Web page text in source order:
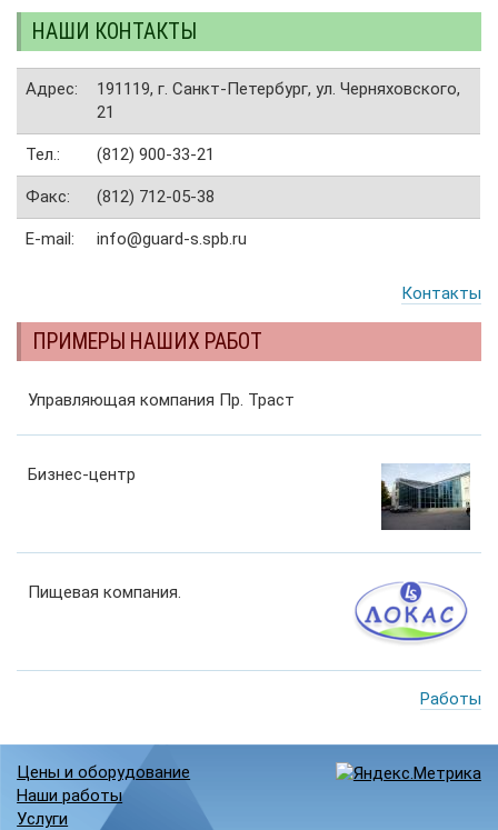
НАШИ КОНТАКТЫ
Адрес:
191119, г. Санкт-Петербург, ул. Черняховского,
21
Тел.: (812) 900-33-21
Факс: (812) 712-05-38
E-mail: info@guard-s.spb.ru
Контакты
ПРИМЕРЫ НАШИХ РАБОТ
Управляющая компания Пр. Траст
Бизнес-центр
Пищевая компания.
Работы
Цены и оборудование
Наши работы
Услуги